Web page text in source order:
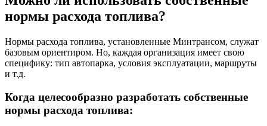
нормы расхода топлива?
Нормы расхода топлива, установленные Минтрансом, служат
базовым ориентиром. Но, каждая организация имеет свою
специфику: тип автопарка, условия эксплуатации, маршруты
и т.д.
Когда целесообразно разработать собственные
нормы расхода топлива: